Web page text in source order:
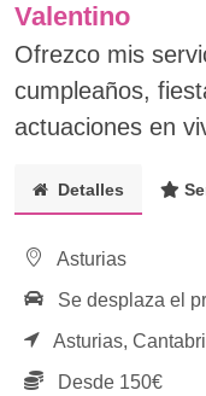
Valentino
Ofrezco mis
cumpleaños,
actuaciones en
Detalles
Asturias
Se desplaza el
Asturias,
Desde 150€